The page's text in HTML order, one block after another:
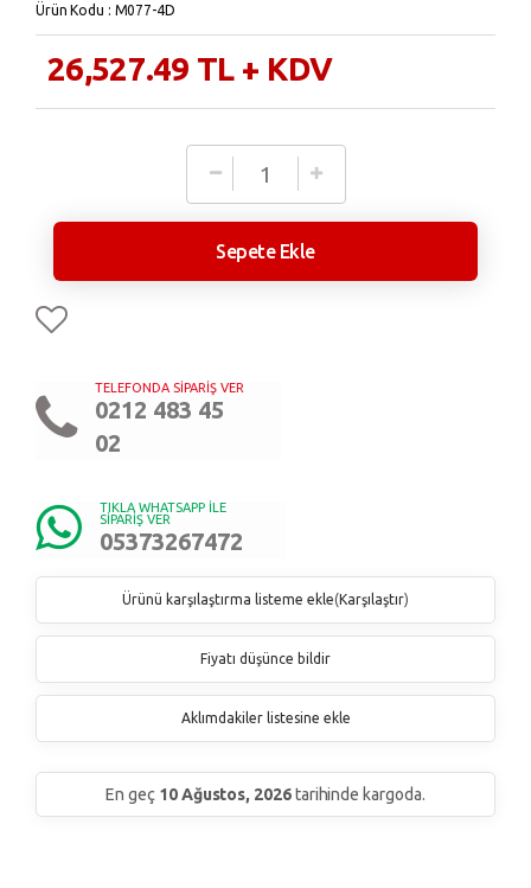
Ürün Kodu : M077-4D
26,527.49 TL + KDV
TELEFONDA SİPARİŞ VER
0212 483 45
02
TIKLA WHATSAPP İLE
SİPARİŞ VER
05373267472
Sepete Ekle
Ürünü karşılaştırma listeme ekle(Karşılaştır)
Fiyatı düşünce bildir
Aklımdakiler listesine ekle
En geç 10 Ağustos, 2026tarihinde kargoda.